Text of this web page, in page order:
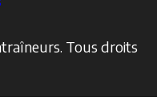
Tous droits